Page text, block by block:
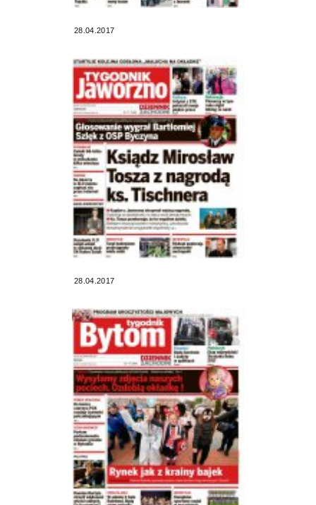
28.04.2017
28.04.2017